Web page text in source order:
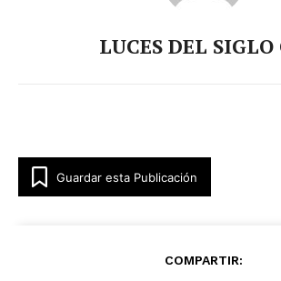
LUCES DEL SIGLO
Guardar esta Publicación
COMPARTIR: